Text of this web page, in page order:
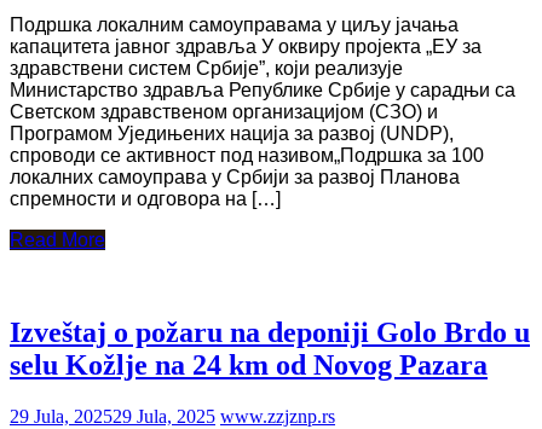
Подршка локалним самоуправама у циљу јачања
капацитета јавног здравља У оквиру пројекта „ЕУ за
здравствени систем Србије”, који реализује
Министарство здравља Републике Србије у сарадњи са
Светском здравственом организацијом (СЗО) и
Програмом Уједињених нација за развој (UNDP),
спроводи се активност под називом„Подршка за 100
локалних самоуправа у Србији за развој Планова
спремности и одговора на […]
Read More
Izveštaj o požaru na deponiji Golo Brdo u
selu Kožlje na 24 km od Novog Pazara
29 Jula, 202529 Jula, 2025 www.zzjznp.rs